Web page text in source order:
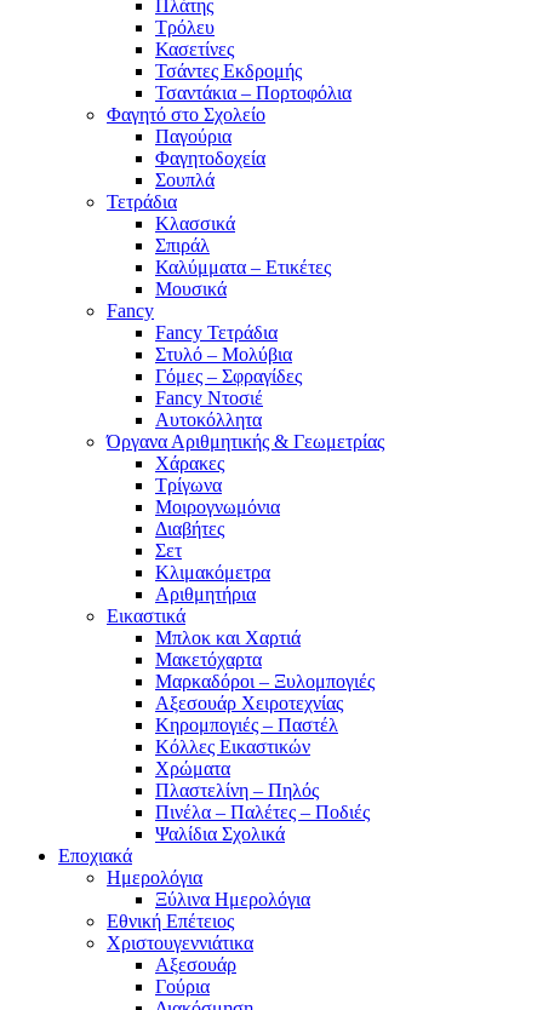
Πλάτης
Τρόλευ
Κασετίνες
Τσάντες Εκδρομής
Τσαντάκια – Πορτοφόλια
Φαγητό στο Σχολείο
Παγούρια
Φαγητοδοχεία
Σουπλά
Τετράδια
Κλασσικά
Σπιράλ
Καλύμματα – Ετικέτες
Μουσικά
Fancy
Fancy Τετράδια
Στυλό – Μολύβια
Γόμες – Σφραγίδες
Fancy Ντοσιέ
Αυτοκόλλητα
Όργανα Αριθμητικής & Γεωμετρίας
Χάρακες
Τρίγωνα
Mοιρογνωμόνια
Διαβήτες
Σετ
Κλιμακόμετρα
Αριθμητήρια
Εικαστικά
Μπλοκ και Χαρτιά
Μακετόχαρτα
Μαρκαδόροι – Ξυλομπογιές
Αξεσουάρ Χειροτεχνίας
Κηρομπογιές – Παστέλ
Κόλλες Εικαστικών
Χρώματα
Πλαστελίνη – Πηλός
Πινέλα – Παλέτες – Ποδιές
Ψαλίδια Σχολικά
Εποχιακά
Ημερολόγια
Ξύλινα Ημερολόγια
Εθνική Επέτειος
Χριστουγεννιάτικα
Αξεσουάρ
Γούρια